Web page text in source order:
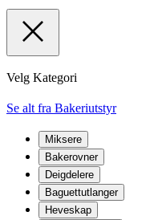
Velg Kategori
Se alt fra Bakeriutstyr
Miksere
Bakerovner
Deigdelere
Baguettutlanger
Heveskap